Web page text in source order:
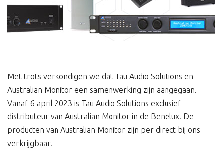
Met trots verkondigen we dat Tau Audio Solutions en
Australian Monitor een samenwerking zijn aangegaan.
Vanaf 6 april 2023 is Tau Audio Solutions exclusief
distributeur van Australian Monitor in de Benelux. De
producten van Australian Monitor zijn per direct bij ons
verkrijgbaar.